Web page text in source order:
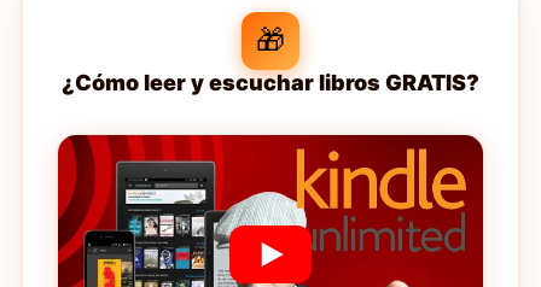
🎁
¿Cómo leer y escuchar libros GRATIS?